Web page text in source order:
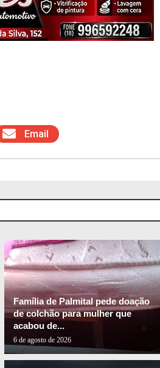
Email
Família de Palmital pede doação
de colchão para mulher que
acabou de...
6 de agosto de 2026